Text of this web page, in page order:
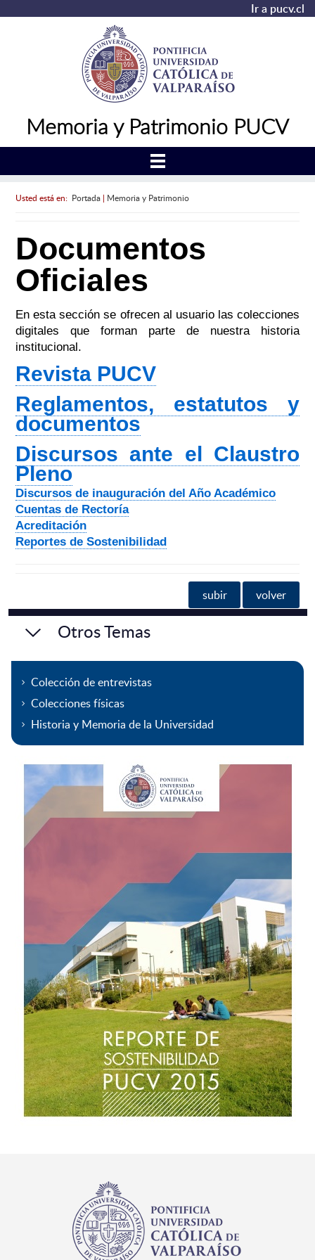
Ir a pucv.cl
Memoria y Patrimonio PUCV
Usted está en: Portada| Memoria y Patrimonio
Documentos
Oficiales
En esta sección se ofrecen al usuario las colecciones
digitales que forman parte de nuestra historia
institucional.
Revista PUCV
Reglamentos, estatutos y
documentos
Discursos ante el Claustro
Pleno
Discursos de inauguración del Año Académico
Cuentas de Rectoría
Acreditación
Reportes de Sostenibilidad
subir volver
Otros Temas
Colección de entrevistas
Colecciones físicas
Historia y Memoria de la Universidad